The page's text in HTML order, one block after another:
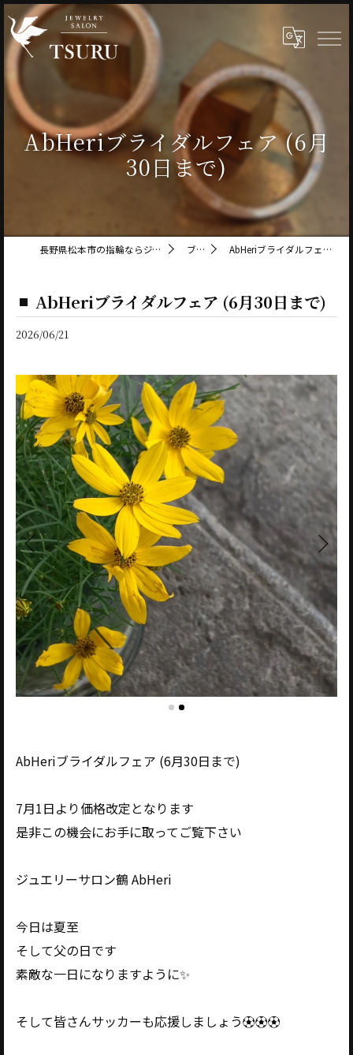
AbHeriブライダルフェア (6月
30日まで)
長野県松本市の指輪ならジュエリーサロン鶴 ブログ AbHeriブライダルフェア (6月30日まで)
AbHeriブライダルフェア (6月30日まで)
2026/06/21
AbHeriブライダルフェア (6月30日まで)
7月1日より価格改定となります
是非この機会にお手に取ってご覧下さい
ジュエリーサロン鶴 AbHeri
今日は夏至
そして父の日です
素敵な一日になりますように✨️
そして皆さんサッカーも応援しましょう⚽️⚽️⚽️